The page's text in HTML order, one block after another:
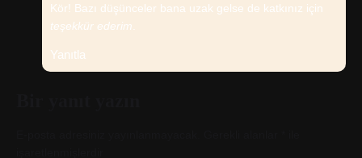
Kör! Bazı düşünceler bana uzak gelse de katkınız için
teşekkür ederim
Yanıtla